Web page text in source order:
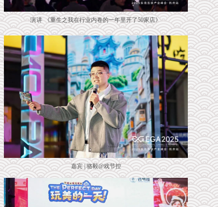
演讲 《重生之我在行业内卷的一年里开了50家店》
嘉宾 | 骆毅@戏节控